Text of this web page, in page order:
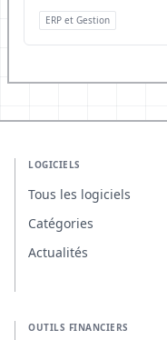
ERP et Gestion
LOGICIELS
Tous les logiciels
Catégories
Actualités
OUTILS FINANCIERS